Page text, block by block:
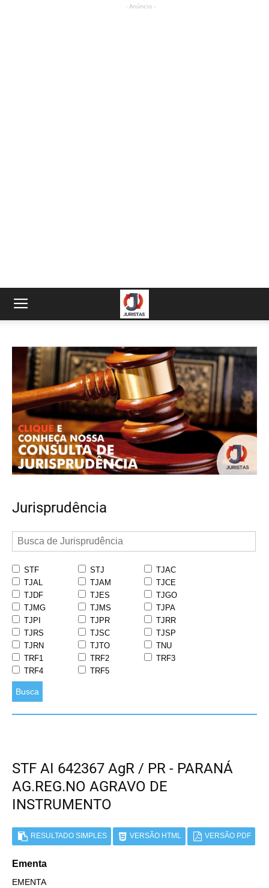
- Anúncio -
Jurisprudência
STF STJ
TJAC
TJAL
TJAM
TJCE
TJDF
TJES
TJGO
TJMG
TJMS
TJPA
TJPI
TJPR
TJRR
TJRS
TJSC
TJSP
TJRN
TJTO
TNU
TRF1
TRF2
TRF3
TRF4
TRF5
Busca
STF AI 642367 AgR / PR - PARANÁ
AG.REG.NO AGRAVO DE
INSTRUMENTO
RESULTADO SIMPLES VERSÃO HTML VERSÃO PDF
Ementa
EMENTA